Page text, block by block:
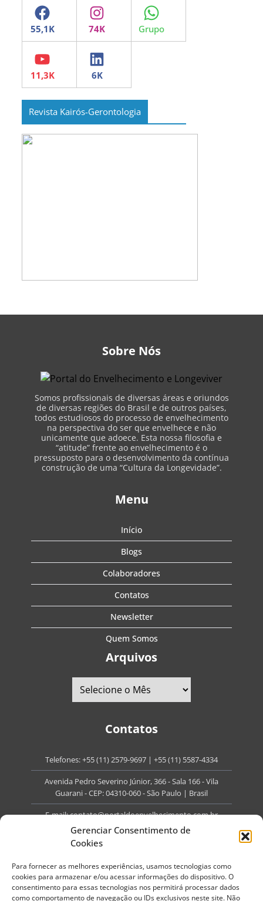
Gerenciar Consentimento de
Cookies
Para fornecer as melhores experiências, usamos tecnologias como
cookies para armazenar e/ou acessar informações do dispositivo. O
consentimento para essas tecnologias nos permitirá processar dados
como comportamento de navegação ou IDs exclusivos neste site. Não
Facebook Instagram WhatsApp
YouTube LinkedIn
Revista Kairós-Gerontologia
Sobre Nós
Somos profissionais de diversas áreas e oriundos
de diversas regiões do Brasil e de outros países,
todos estudiosos do processo de envelhecimento
na perspectiva do ser que envelhece e não
unicamente que adoece. Esta nossa filosofia e
“atitude” frente ao envelhecimento é o
pressuposto para o desenvolvimento da contínua
construção de uma “Cultura da Longevidade”.
Menu
Início
Blogs
Colaboradores
Contatos
Newsletter
Quem Somos
Arquivos
Contatos
Telefones:+55 (11) 2579-9697 | +55 (11) 5587-4334
Avenida Pedro Severino Júnior, 366 - Sala 166 - Vila
Guarani - CEP: 04310-060 - São Paulo | Brasil
E-mail:contato@portaldoenvelhecimento.com.br
Website:portaldoenvelhecimento.com.br